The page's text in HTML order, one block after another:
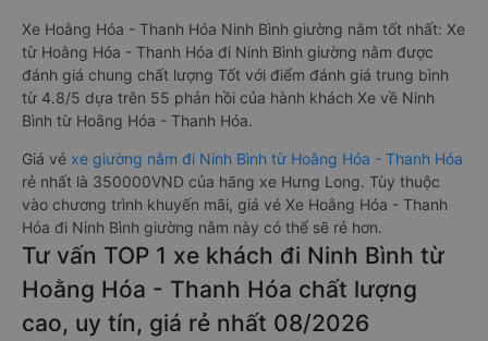
Xe Hoằng Hóa - Thanh Hóa Ninh Bình giường nằm tốt nhất: Xe
từ Hoằng Hóa - Thanh Hóa đi Ninh Bình giường nằm được
đánh giá chung chất lượng Tốt với điểm đánh giá trung bình
từ 4.8/5 dựa trên 55 phản hồi của hành khách Xe về Ninh
Bình từ Hoằng Hóa - Thanh Hóa.
Giá vé xe giường nằm đi Ninh Bình từ Hoằng Hóa - Thanh Hóa
rẻ nhất là 350000VND của hãng xe Hưng Long. Tùy thuộc
vào chương trình khuyến mãi, giá vé Xe Hoằng Hóa - Thanh
Hóa đi Ninh Bình giường nằm này có thể sẽ rẻ hơn.
Tư vấn TOP 1 xe khách đi Ninh Bình từ
Hoằng Hóa - Thanh Hóa chất lượng
cao, uy tín, giá rẻ nhất 08/2026